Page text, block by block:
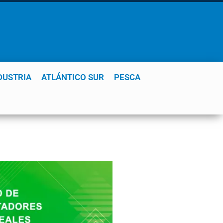
ATLÁNTICO SUR PESCA